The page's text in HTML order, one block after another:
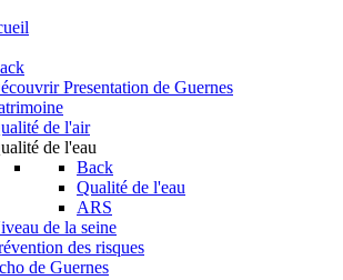
Presentation de Guernes
de l'air
de l'eau
Back
Qualité de l'eau
ARS
de la seine
des risques
de Guernes